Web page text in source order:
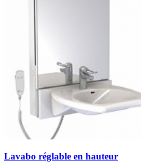
Lavabo réglable en hauteur